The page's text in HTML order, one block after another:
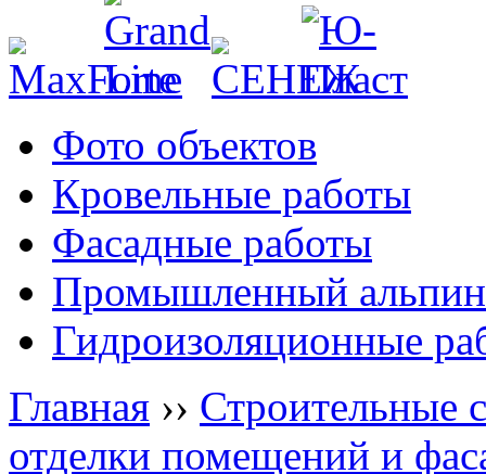
Фото объектов
Кровельные работы
Фасадные работы
Промышленный
Гидроизоляционные
Главная ›› Строительные
отделки помещений и